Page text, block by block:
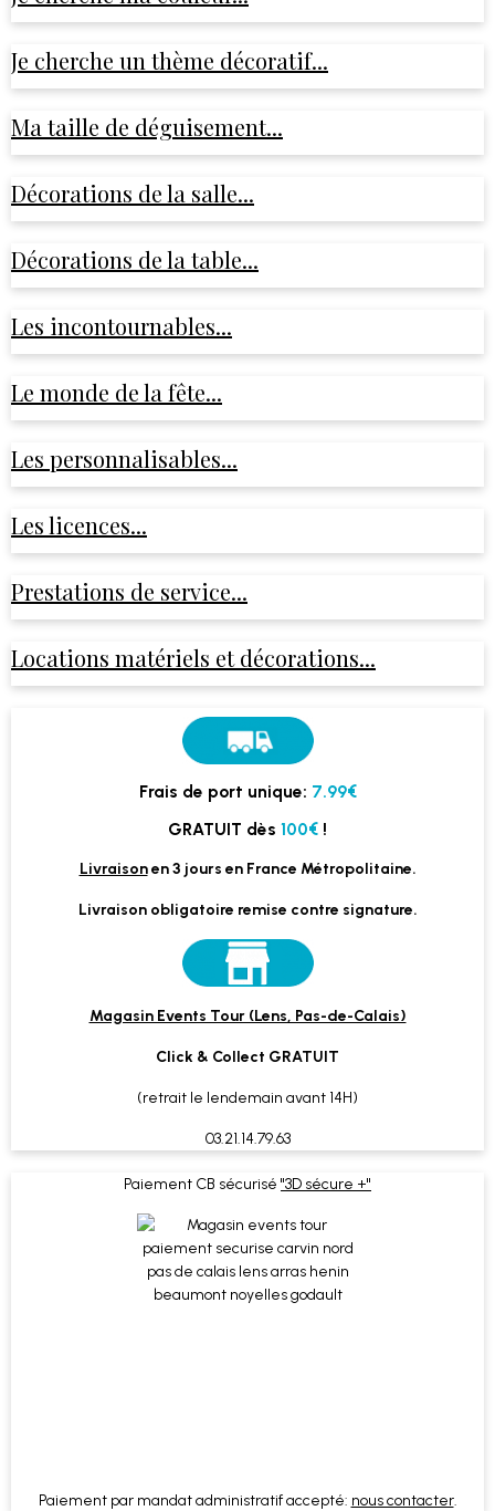
Je cherche un thème décoratif...
Ma taille de déguisement...
Décorations de la salle...
Décorations de la table...
Les incontournables...
Le monde de la fête...
Les personnalisables...
Les licences...
Prestations de service...
Locations matériels et décorations...
Frais de port unique: 7.99€
GRATUIT dès 100€ !
Livraisonen 3 jours en France Métropolitaine.
Livraison obligatoire remise contre signature.
Magasin Events Tour (Lens, Pas-de-Calais)
Click & Collect GRATUIT
(retrait le lendemain avant 14H)
03.21.14.79.63
Paiement CB sécurisé "3D sécure +"
Paiement par mandat administratif accepté: nous contacter.